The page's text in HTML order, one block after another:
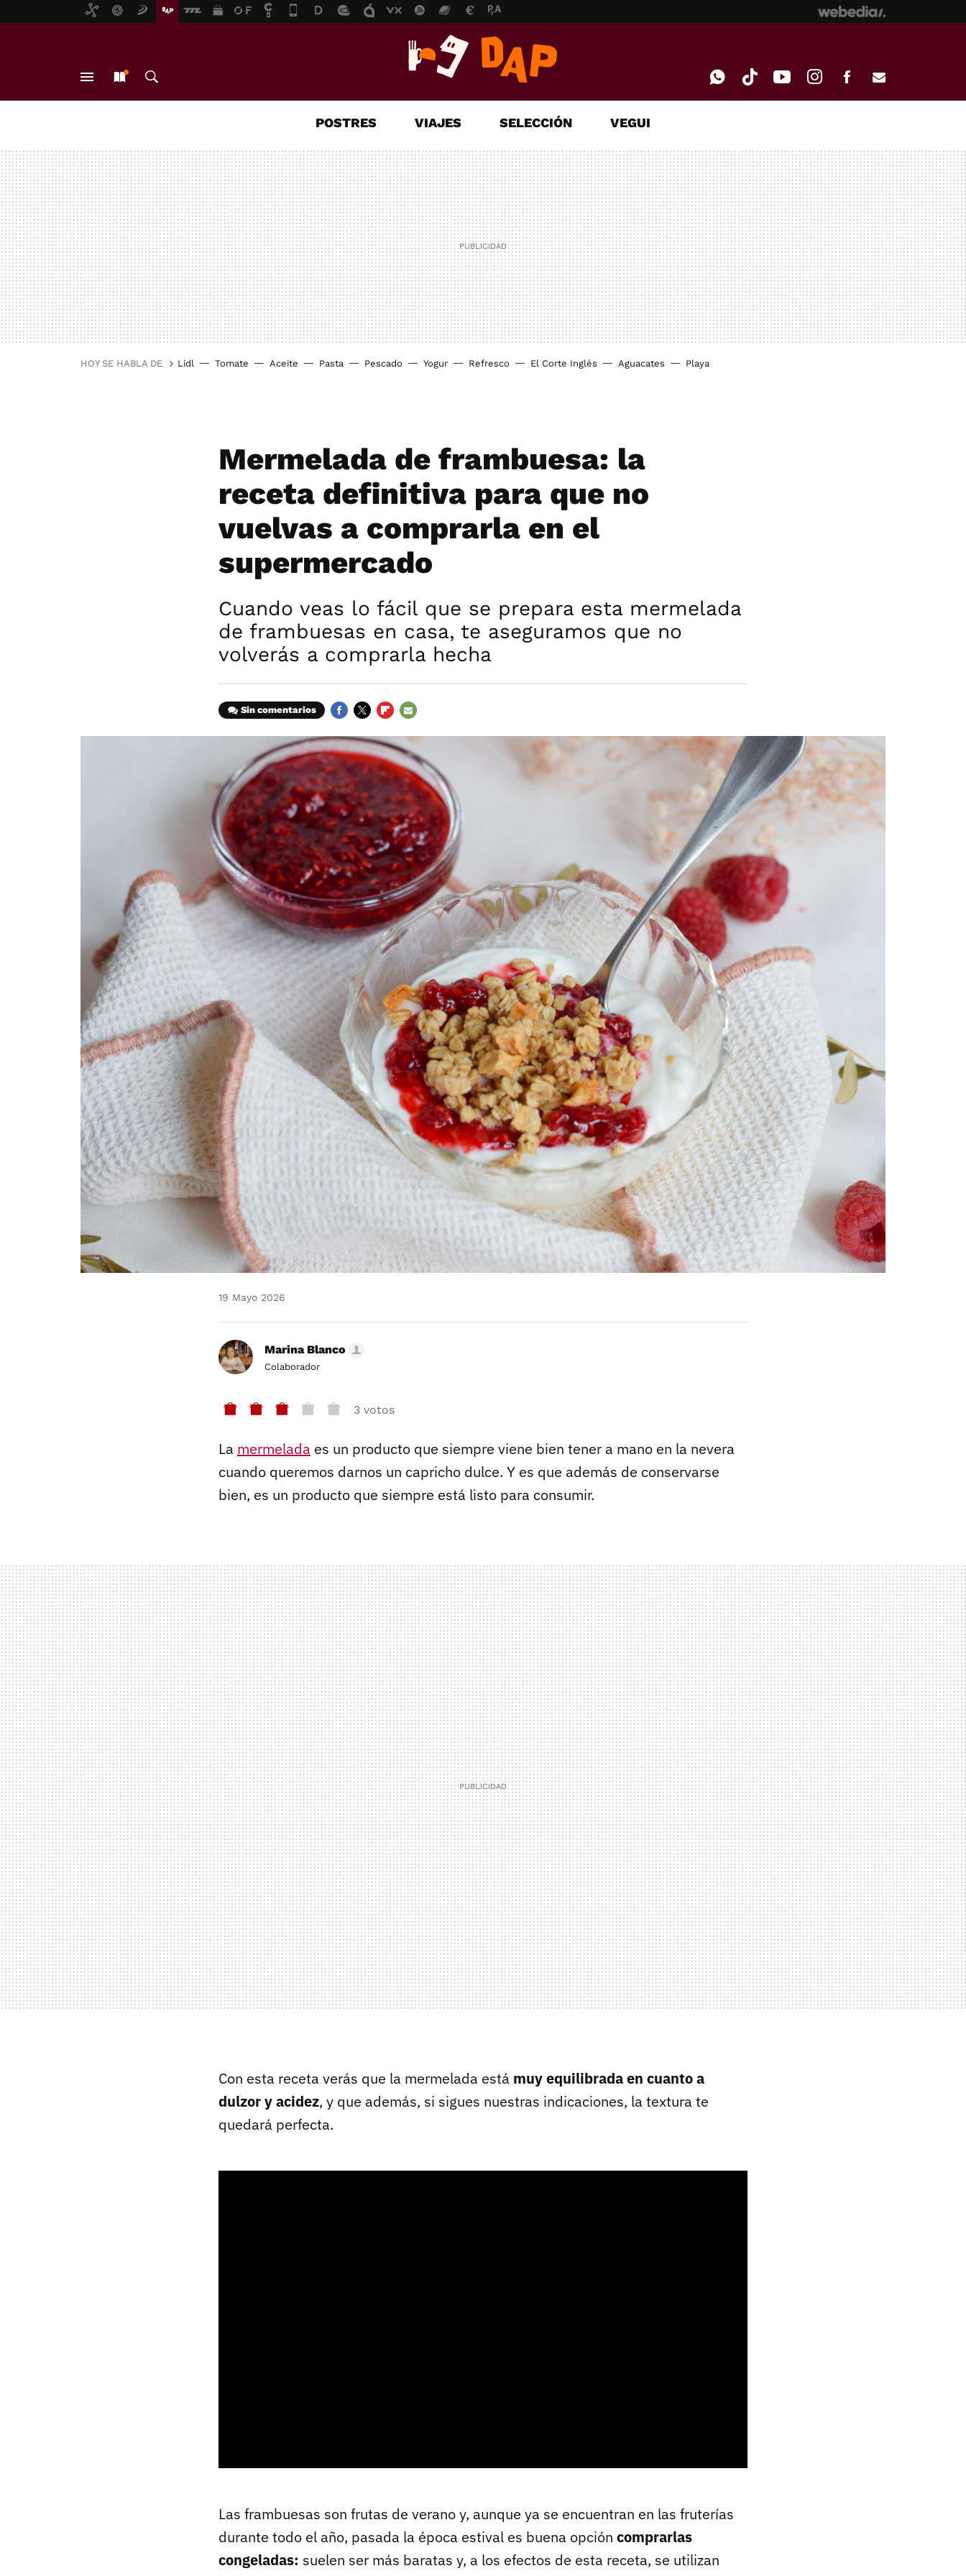
MAIL
POSTRES VIAJES SELECCIÓN VEGUI
HOY SE HABLA DE Lidl Tomate Aceite Pasta Pescado Yogur Refresco El Corte Inglés Aguacates Playa
Mermelada de frambuesa: la
receta definitiva para que no
vuelvas a comprarla en el
supermercado
Cuando veas lo fácil que se prepara esta mermelada
de frambuesas en casa, te aseguramos que no
volverás a comprarla hecha
Sin comentarios
MAIL
19 Mayo 2026
Marina Blanco
Colaborador
3 votos
La mermelada es un producto que siempre viene bien tener a mano en la nevera
cuando queremos darnos un capricho dulce. Y es que además de conservarse
bien, es un producto que siempre está listo para consumir.
Con esta receta verás que la mermelada está muy equilibrada en cuanto a
dulzor y acidez, y que además, si sigues nuestras indicaciones, la textura te
quedará perfecta.
Las frambuesas son frutas de verano y, aunque ya se encuentran en las fruterías
durante todo el año, pasada la época estival es buena opción comprarlas
congeladas: suelen ser más baratas y, a los efectos de esta receta, se utilizan